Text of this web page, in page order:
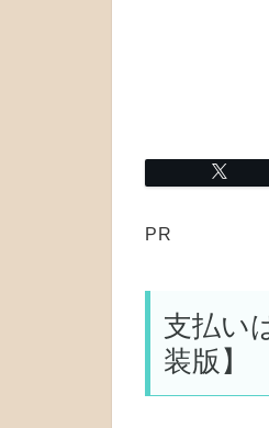
PR
支払い
装版】